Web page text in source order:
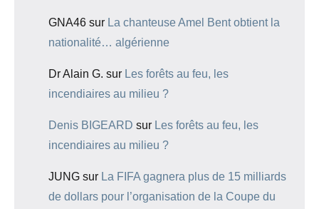
GNA46 sur La chanteuse Amel Bent obtient la
nationalité… algérienne
Dr Alain G. sur Les forêts au feu, les
incendiaires au milieu ?
Denis BIGEARD sur Les forêts au feu, les
incendiaires au milieu ?
JUNG sur La FIFA gagnera plus de 15 milliards
de dollars pour l’organisation de la Coupe du